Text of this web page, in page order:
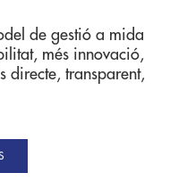
de gestió a mida
més innovació,
directe, transparent,